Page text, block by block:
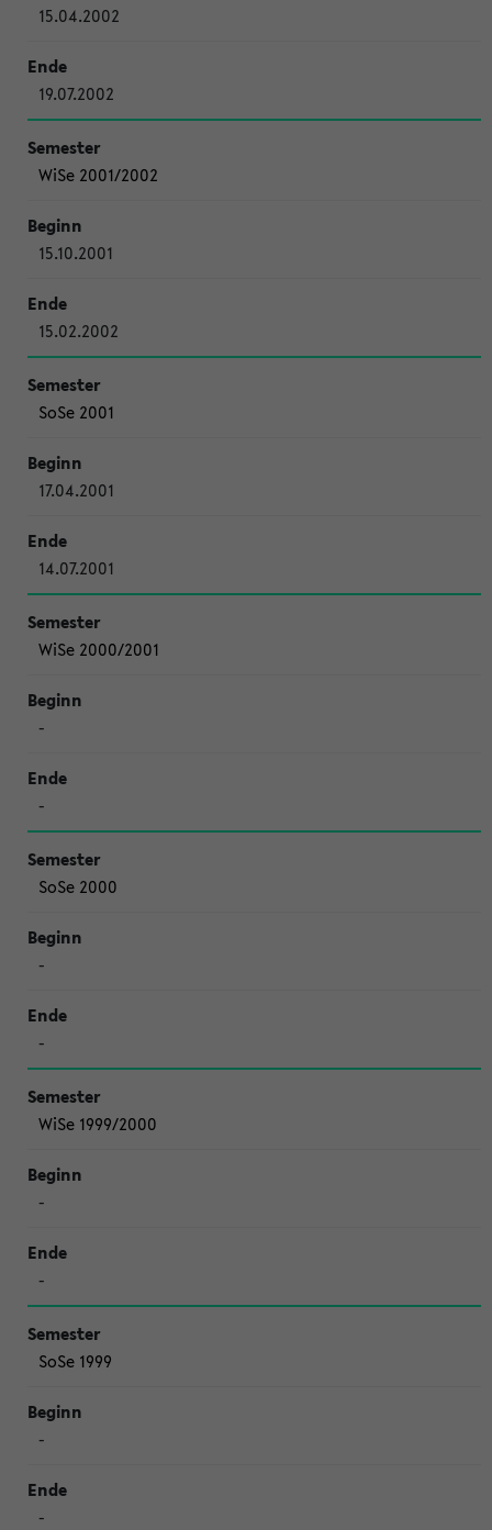
15.04.2002
19.07.2002
WiSe 2001/2002
15.10.2001
15.02.2002
SoSe 2001
17.04.2001
14.07.2001
WiSe 2000/2001
-
-
SoSe 2000
-
-
WiSe 1999/2000
-
-
SoSe 1999
-
-